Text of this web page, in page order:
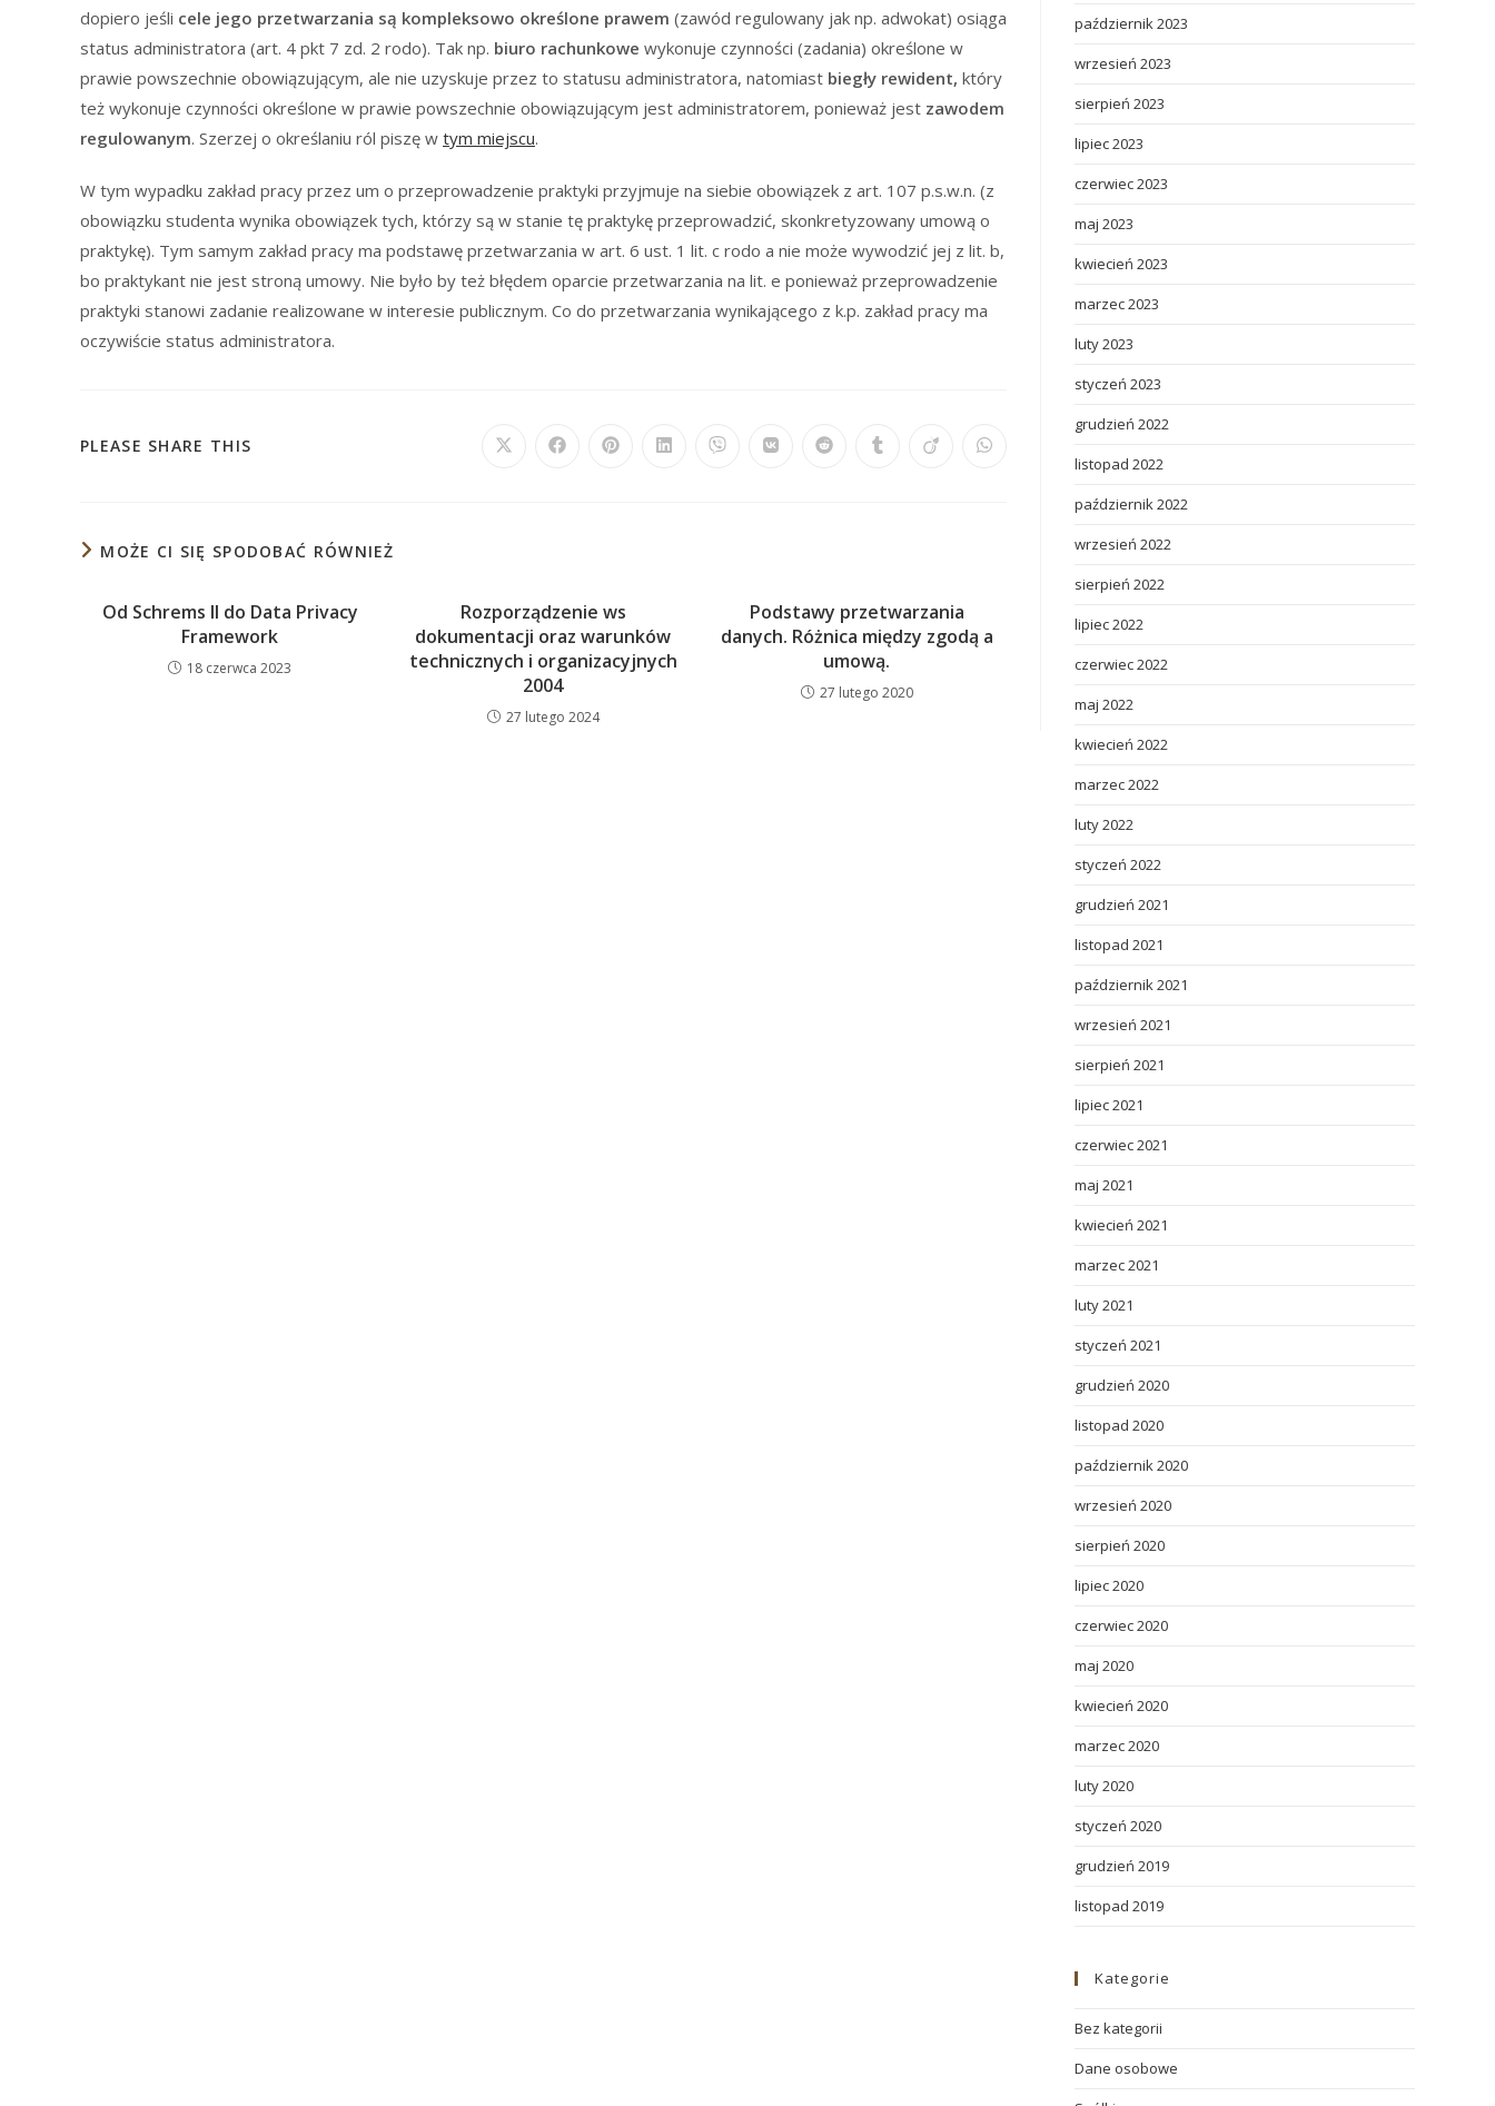
dopiero jeśli cele jego przetwarzania są kompleksowo określone prawem (zawód regulowany jak np. adwokat) osiąga
status administratora (art. 4 pkt 7 zd. 2 rodo). Tak np. biuro rachunkowe wykonuje czynności (zadania) określone w
prawie powszechnie obowiązującym, ale nie uzyskuje przez to statusu administratora, natomiast biegły rewident, który
też wykonuje czynności określone w prawie powszechnie obowiązującym jest administratorem, ponieważ jest zawodem
regulowanym. Szerzej o określaniu ról piszę w tym miejscu.
W tym wypadku zakład pracy przez um o przeprowadzenie praktyki przyjmuje na siebie obowiązek z art. 107 p.s.w.n. (z
obowiązku studenta wynika obowiązek tych, którzy są w stanie tę praktykę przeprowadzić, skonkretyzowany umową o
praktykę). Tym samym zakład pracy ma podstawę przetwarzania w art. 6 ust. 1 lit. c rodo a nie może wywodzić jej z lit. b,
bo praktykant nie jest stroną umowy. Nie było by też błędem oparcie przetwarzania na lit. e ponieważ przeprowadzenie
praktyki stanowi zadanie realizowane w interesie publicznym. Co do przetwarzania wynikającego z k.p. zakład pracy ma
oczywiście status administratora.
PLEASE SHARE THIS Opens Opens Opens Opens Opens Opens Opens Opens Opens Opens
MOŻE CI SIĘ SPODOBAĆ RÓWNIEŻ
Od Schrems II do Data Privacy
Framework
18 czerwca 2023
Rozporządzenie ws
dokumentacji oraz warunków
technicznych i organizacyjnych
2004
27 lutego 2024
Podstawy przetwarzania
danych. Różnica między zgodą a
umową.
27 lutego 2020
październik 2023
wrzesień 2023
sierpień 2023
lipiec 2023
czerwiec 2023
maj 2023
kwiecień 2023
marzec 2023
luty 2023
styczeń 2023
grudzień 2022
listopad 2022
październik 2022
wrzesień 2022
sierpień 2022
lipiec 2022
czerwiec 2022
maj 2022
kwiecień 2022
marzec 2022
luty 2022
styczeń 2022
grudzień 2021
listopad 2021
październik 2021
wrzesień 2021
sierpień 2021
lipiec 2021
czerwiec 2021
maj 2021
kwiecień 2021
marzec 2021
luty 2021
styczeń 2021
grudzień 2020
listopad 2020
październik 2020
wrzesień 2020
sierpień 2020
lipiec 2020
czerwiec 2020
maj 2020
kwiecień 2020
marzec 2020
luty 2020
styczeń 2020
grudzień 2019
listopad 2019
Kategorie
Bez kategorii
Dane osobowe